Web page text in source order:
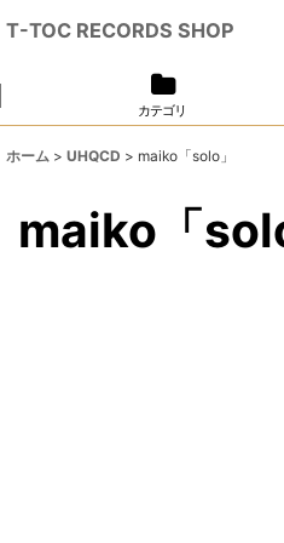
T-TOC RECORDS SHOP
カテゴリ
ホーム > UHQCD > maiko「solo」
maiko「